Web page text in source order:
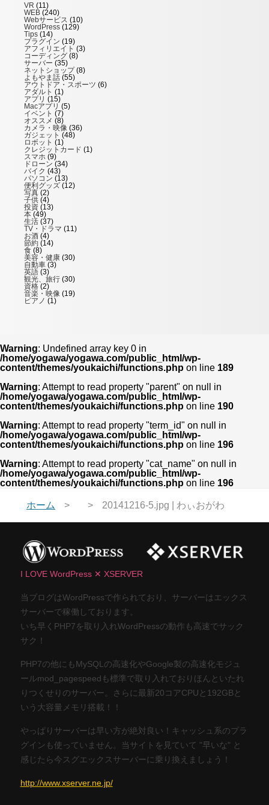
VR (11)
WEB (240)
Webサービス (10)
WordPress (129)
Tips (14)
プラグイン (19)
アフィリエイト (3)
コーディング (8)
サーバー (35)
ネットショップ(8)
よもやま話 (55)
アウトドア・スポーツ (6)
アダルト (1)
アプリ (15)
Macアプリ (5)
イベント (7)
オススメ (8)
カメラ・映像 (36)
ガジェット (48)
ロボット (1)
クレジットカード (1)
スマホ (9)
ドローン (34)
バイク (43)
パソコン (13)
便利グッズ (12)
写真 (2)
子供 (4)
投資 (13)
本 (49)
生活 (37)
TV・ドラマ (11)
お酒 (4)
節約 (14)
食 (8)
美容・健康 (30)
自動車 (3)
英語 (3)
観光、旅行 (30)
資格 (2)
音楽・映像 (19)
ピアノ (1)
Warning: Undefined array key 0 in
/home/yogawa/yogawa.com/public_html/wp-
content/themes/youkaichi/functions.php on line 189
Warning: Attempt to read property "parent" on null in
/home/yogawa/yogawa.com/public_html/wp-
content/themes/youkaichi/functions.php on line 190
Warning: Attempt to read property "term_id" on null in
/home/yogawa/yogawa.com/public_html/wp-
content/themes/youkaichi/functions.php on line 196
Warning: Attempt to read property "cat_name" on null in
/home/yogawa/yogawa.com/public_html/wp-
content/themes/youkaichi/functions.php on line 196
ホーム 20141216-5.jpg | わぃおがわ
I LOVE WordPress ✕ XSERVER
当ブログはWordPressで作られており、サーバーはエックス
サーバーで稼働しております。
いち早くPHP7を取り入れWordPressの動作も高速でサック
サク！
PHP7の他にもMySQLの高速化やGoogle製の高速化モジュ
ールmod_pagespeedも標準で取り入れておりほんといたれ
りつくせりのサーバー。さらに最新20コアCPUと192GBと
いう大容量メモリ搭載！！
やっぱりサーバーは早い方が絶対良い！キャッシュ系のプラ
グインも使っていません。当サイトを見ていて "早いな" と
感じたら今スグエックスサーバーに乗り換えましょう！
http://www.xserver.ne.jp/